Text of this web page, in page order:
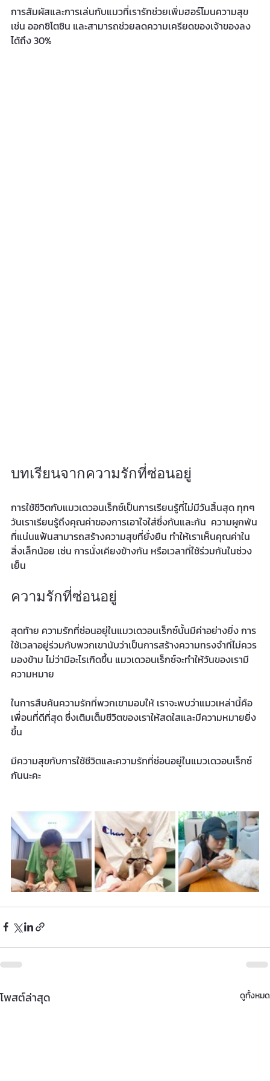
การสัมผัสและการเล่นกับแมวที่เรารักช่วยเพิ่มฮอร์โมนความสุข
เช่น ออกซิโตซิน และสามารถช่วยลดความเครียดของเจ้าของลง
ได้ถึง 30%
บทเรียนจากความรักที่ซ่อนอยู่
การใช้ชีวิตกับแมวเดวอนเร็กซ์เป็นการเรียนรู้ที่ไม่มีวันสิ้นสุด ทุกๆ
วันเราเรียนรู้ถึงคุณค่าของการเอาใจใส่ซึ่งกันและกัน  ความผูกพัน
ที่แน่นแฟ้นสามารถสร้างความสุขที่ยั่งยืน ทำให้เราเห็นคุณค่าใน
สิ่งเล็กน้อย เช่น การนั่งเคียงข้างกัน หรือเวลาที่ใช้ร่วมกันในช่วง
เย็น
ความรักที่ซ่อนอยู่
สุดท้าย ความรักที่ซ่อนอยู่ในแมวเดวอนเร็กซ์นั้นมีค่าอย่างยิ่ง การ
ใช้เวลาอยู่ร่วมกับพวกเขานับว่าเป็นการสร้างความทรงจำที่ไม่ควร
มองข้าม ไม่ว่ามีอะไรเกิดขึ้น แมวเดวอนเร็กซ์จะทำให้วันของเรามี
ความหมาย
ในการสืบค้นความรักที่พวกเขามอบให้ เราจะพบว่าแมวเหล่านี้คือ
เพื่อนที่ดีที่สุด ซึ่งเติมเต็มชีวิตของเราให้สดใสและมีความหมายยิ่ง
ขึ้น
มีความสุขกับการใช้ชีวิตและความรักที่ซ่อนอยู่ในแมวเดวอนเร็กซ์
กันนะคะ
โพสต์ล่าสุด ดูทั้งหมด